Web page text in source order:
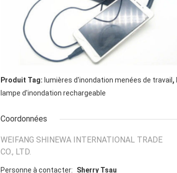
Produit Tag: lumières d'inondation menées de travail ,
lampe d'inondation rechargeable
Coordonnées
WEIFANG SHINEWA INTERNATIONAL TRADE
CO., LTD.
Personne à contacter: Sherry Tsau